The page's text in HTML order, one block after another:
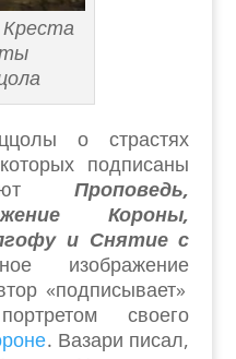
о страстях
подписаны
Проповедь,
Короны,
и Снятие с
изображение
«подписывает»
своего
. Вазари писал,